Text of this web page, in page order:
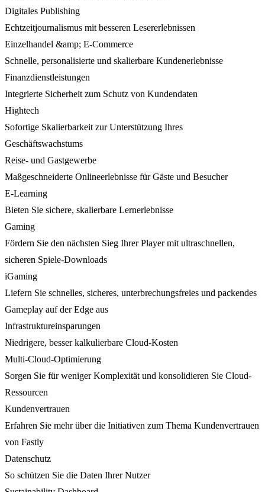
Digitales Publishing
Echtzeitjournalismus mit besseren Lesererlebnissen
Einzelhandel &amp; E-Commerce
Schnelle, personalisierte und skalierbare Kundenerlebnisse
Finanzdienstleistungen
Integrierte Sicherheit zum Schutz von Kundendaten
Hightech
Sofortige Skalierbarkeit zur Unterstützung Ihres
Geschäftswachstums
Reise- und Gastgewerbe
Maßgeschneiderte Onlineerlebnisse für Gäste und Besucher
E-Learning
Bieten Sie sichere, skalierbare Lernerlebnisse
Gaming
Fördern Sie den nächsten Sieg Ihrer Player mit ultraschnellen,
sicheren Spiele-Downloads
iGaming
Liefern Sie schnelles, sicheres, unterbrechungsfreies und packendes
Gameplay auf der Edge aus
Infrastruktureinsparungen
Niedrigere, besser kalkulierbare Cloud-Kosten
Multi-Cloud-Optimierung
Sorgen Sie für weniger Komplexität und konsolidieren Sie Cloud-
Ressourcen
Kundenvertrauen
Erfahren Sie mehr über die Initiativen zum Thema Kundenvertrauen
von Fastly
Datenschutz
So schützen Sie die Daten Ihrer Nutzer